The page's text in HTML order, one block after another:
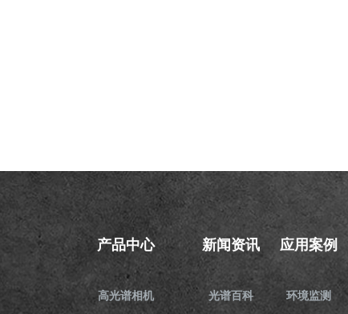
产品中心
高光谱相机
新闻资讯
光谱百科
应用案例
环境监测